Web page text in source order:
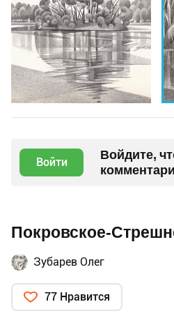
Войти
Войдите,
Покровское-
Зубарев Олег
77 Нравится